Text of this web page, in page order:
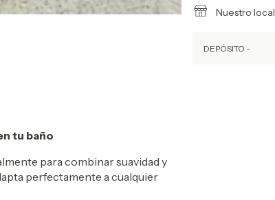
Nuestro local
DEPÓSITO -
tu baño
para combinar suavidad y
perfectamente a cualquier